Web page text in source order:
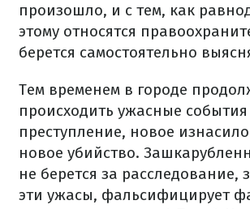
произошло, и с тем, как
этому относятся
берется самостоятельно
Тем временем в городе
происходить ужасные
преступление, новое
новое убийство.
не берется за расследование,
эти ужасы, фальсифицирует